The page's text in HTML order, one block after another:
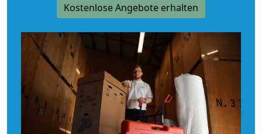
Kostenlose Angebote erhalten